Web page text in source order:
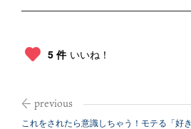
5 件 いいね！
これをされたら意識しちゃう！モテる「好